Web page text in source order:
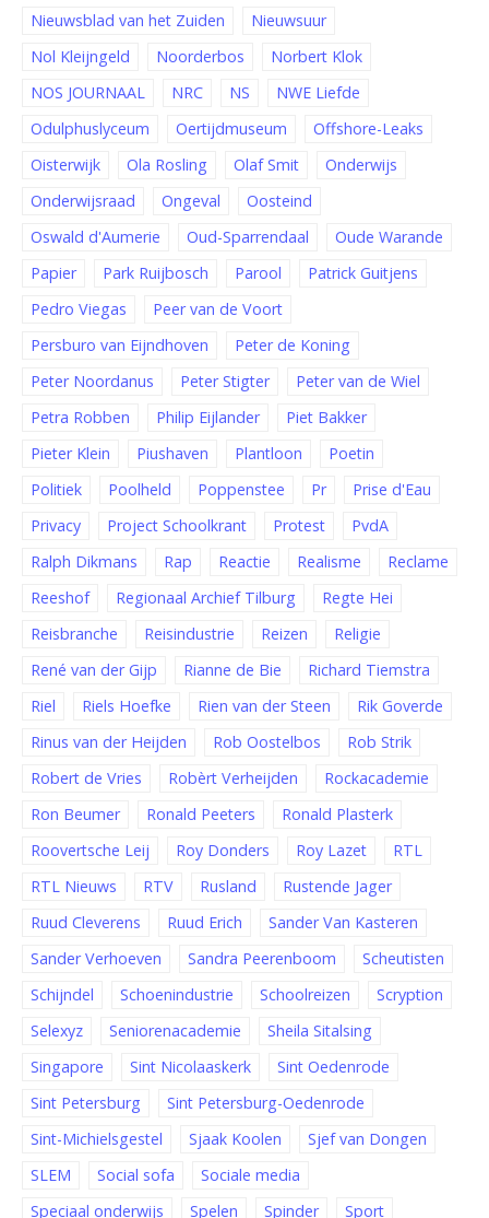
Nieuwsblad van het Zuiden
Nieuwsuur
Nol Kleijngeld
Noorderbos
Norbert Klok
NOS JOURNAAL
NRC NS
NWE Liefde
Odulphuslyceum
Oertijdmuseum
Offshore-Leaks
Oisterwijk
Ola Rosling Olaf Smit
Onderwijs
Onderwijsraad
Ongeval
Oosteind
Oswald d'Aumerie
Oud-Sparrendaal
Oude Warande
Papier
Park Ruijbosch Parool
Patrick Guitjens
Pedro Viegas
Peer van de Voort
Persburo van Eijndhoven
Peter de Koning
Peter Noordanus
Peter Stigter
Peter van de Wiel
Petra Robben
Philip Eijlander
Piet Bakker
Pieter Klein
Piushaven Plantloon
Poetin
Politiek
Poolheld Poppenstee Pr
Prise d'Eau
Privacy
Project Schoolkrant Protest
PvdA
Ralph Dikmans
Rap Reactie Realisme
Reclame
Reeshof
Regionaal Archief Tilburg
Regte Hei
Reisbranche
Reisindustrie Reizen
Religie
René van der Gijp
Rianne de Bie
Richard Tiemstra
Riel
Riels Hoefke Rien van der Steen
Rik Goverde
Rinus van der Heijden
Rob Oostelbos
Rob Strik
Robert de Vries
Robèrt Verheijden
Rockacademie
Ron Beumer
Ronald Peeters
Ronald Plasterk
Roovertsche Leij
Roy Donders Roy Lazet
RTL
RTL Nieuws
RTV Rusland
Rustende Jager
Ruud Cleverens
Ruud Erich
Sander Van Kasteren
Sander Verhoeven
Sandra Peerenboom
Scheutisten
Schijndel
Schoenindustrie Schoolreizen
Scryption
Selexyz
Seniorenacademie
Sheila Sitalsing
Singapore
Sint Nicolaaskerk
Sint Oedenrode
Sint Petersburg
Sint Petersburg-Oedenrode
Sint-Michielsgestel
Sjaak Koolen
Sjef van Dongen
SLEM
Social sofa
Sociale media
Speciaal onderwijs
Spelen Spinder
Sport